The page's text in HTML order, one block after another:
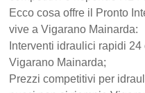
Ecco cosa offre il Pronto
vive a Vigarano Mainarda:
Interventi idraulici rapidi
Vigarano Mainarda;
Prezzi competitivi per